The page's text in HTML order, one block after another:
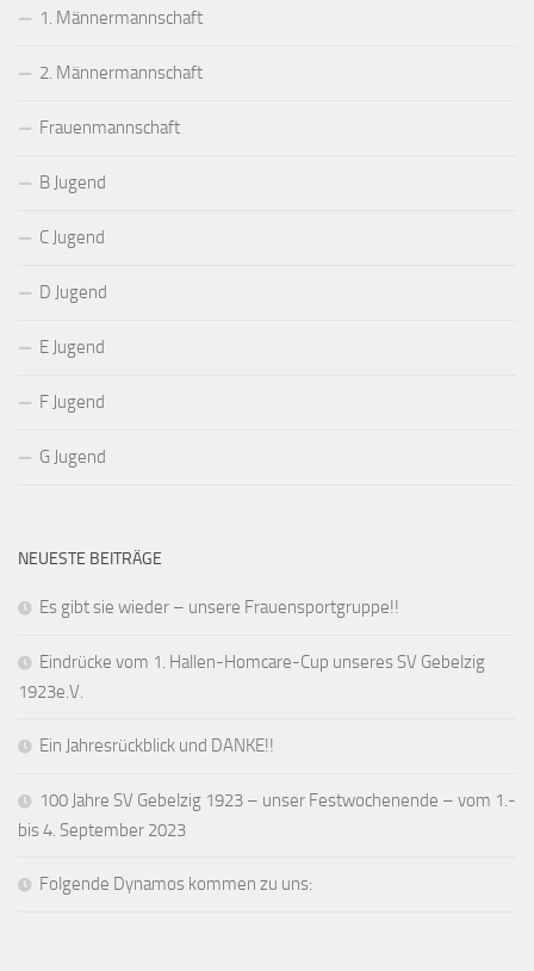
1. Männermannschaft
2. Männermannschaft
Frauenmannschaft
B Jugend
C Jugend
D Jugend
E Jugend
F Jugend
G Jugend
NEUESTE BEITRÄGE
Es gibt sie wieder – unsere Frauensportgruppe!!
Eindrücke vom 1. Hallen-Homcare-Cup unseres SV Gebelzig
1923e.V.
Ein Jahresrückblick und DANKE!!
100 Jahre SV Gebelzig 1923 – unser Festwochenende – vom 1.-
bis 4. September 2023
Folgende Dynamos kommen zu uns: